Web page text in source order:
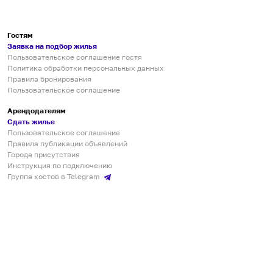
Гостям
Заявка на подбор жилья
Пользовательское соглашение гостя
Политика обработки персональных данных
Правила бронирования
Пользовательское соглашение
Арендодателям
Сдать жилье
Пользовательское соглашение
Правила публикации объявлений
Города присутствия
Инструкция по подключению
Группа хостов в Telegram